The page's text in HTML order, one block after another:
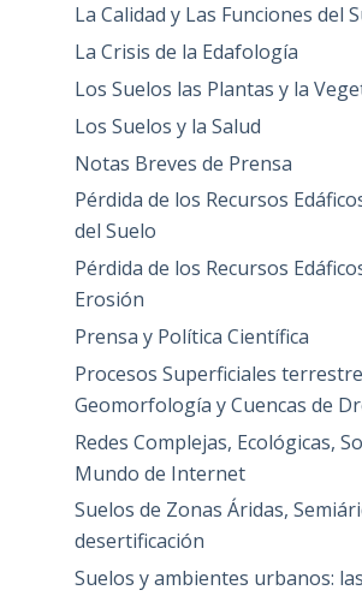
La Calidad y Las Funciones del
La Crisis de la Edafología
Los Suelos las Plantas y la
Los Suelos y la Salud
Notas Breves de Prensa
Pérdida de los Recursos
del Suelo
Pérdida de los Recursos
Erosión
Prensa y Política Científica
Procesos Superficiales
Geomorfología y Cuencas de
Redes Complejas, Ecológicas,
Mundo de Internet
Suelos de Zonas Áridas,
desertificación
Suelos y ambientes urbanos: